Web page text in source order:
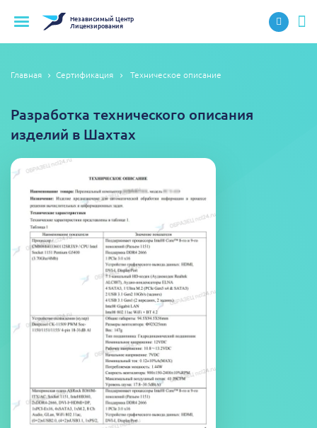
НезависимыйЦентр
Лицензирования
Главная Сертификация Техническое описание
Разработка технического описания
изделий в Шахтах